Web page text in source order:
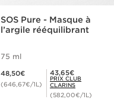
SOS Pure - Masque à
l’argile rééquilibrant
75 ml
48,50€
(646,67€/1L)
Prix Club Clarins 43,65€
43,65€
PRIX CLUB
CLARINS
(582,00€/1L)